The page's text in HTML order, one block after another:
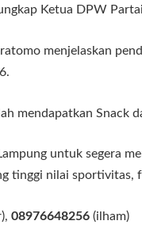
Ketua DPW
menjelaskan
mendapatkan Snack
untuk segera
tinggi nilai sportivitas,
08976648256 (ilham)